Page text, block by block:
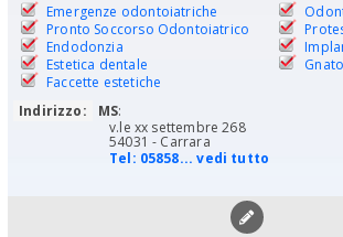
Emergenze odontoiatriche
Pronto Soccorso Odontoiatrico
Endodonzia
Estetica dentale
Faccette estetiche
Indirizzo: MS:
v.le xx settembre 268
54031 - Carrara
Tel: 05858... vedi tutto